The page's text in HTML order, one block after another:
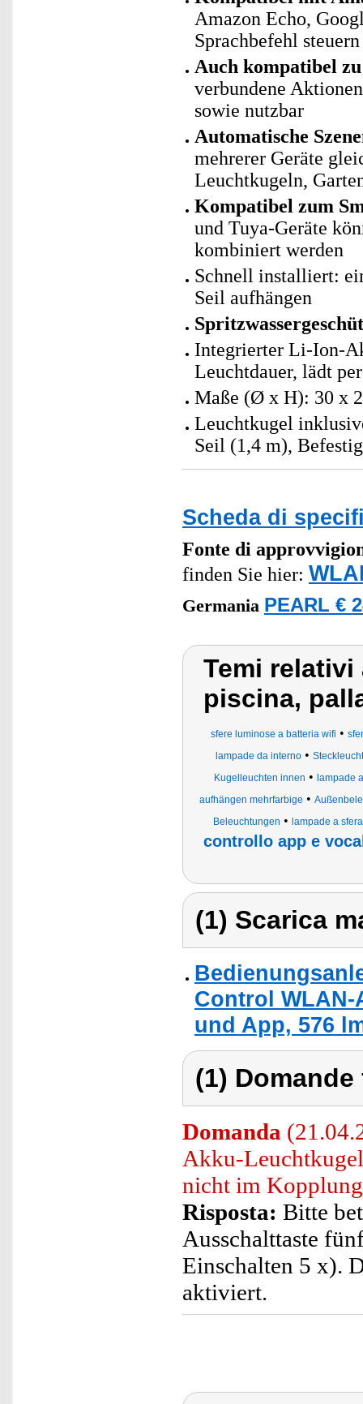
Amazon Echo,
Sprachbefehl steuern
Auch kompatibel
verbundene
sowie nutzbar
Automatische
mehrerer Geräte
Leuchtkugeln,
Kompatibel zum
und Tuya-Geräte
kombiniert werden
Schnell installiert:
Seil aufhängen
Integrierter Li-Ion-
Leuchtdauer, lädt
Maße (Ø x H): 30 x
Leuchtkugel
Seil (1,4 m),
Scheda di
Fonte di
finden Sie hier:
Germania PEARL €
Temi
piscina,
sfere luminose a batteria wifi •
lampade da interno •
Kugelleuchten innen • lampade
aufhängen mehrfarbige •
Beleuchtungen • lampade a
controllo app e
(1) Scarica
Control WLAN-
und App, 576
(1)
Domanda
Akku-
nicht im
Risposta: Bitte
Ausschalttaste
Einschalten 5 x).
aktiviert.